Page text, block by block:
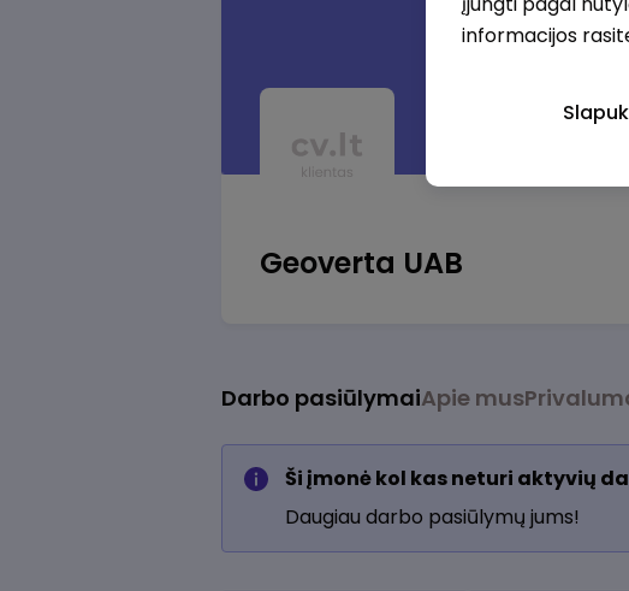
Geoverta UAB
Darbo pasiūlymaiApie mus
Ši įmonė kol kas neturi aktyvių
Daugiau darbo pasiūlymų jums!
informacijos